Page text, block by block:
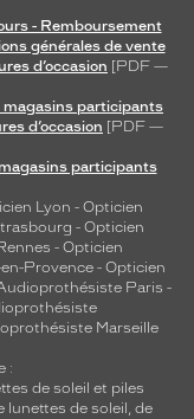
- Remboursement
générales de vente
d’occasion [PDF —
magasins participants
d’occasion [PDF —
participants
Lyon - Opticien
- Opticien
- Opticien
Provence - Opticien
Paris -
Marseille
:
de soleil et piles
lunettes de soleil, de